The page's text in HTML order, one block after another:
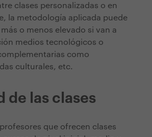
clases personalizadas o en
la metodología aplicada puede
o menos elevado si van a
medios tecnológicos o
como
culturales, etc.
de las clases
que ofrecen clases